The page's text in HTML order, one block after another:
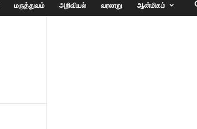
மருத்துவம் அறிவியல் வரலாறு ஆன்மிகம்